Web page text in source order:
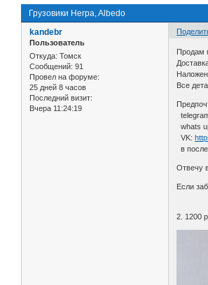
Грузовики Herpa, Albedo
kandebr
Пользователь
Откуда: Томск
Сообщений: 91
Провел на форуме:
25 дней 8 часов
Последний визит:
Вчера 11:24:19
Продам
Все
whats
VK:
в
Отвечу
Если
2. 1200